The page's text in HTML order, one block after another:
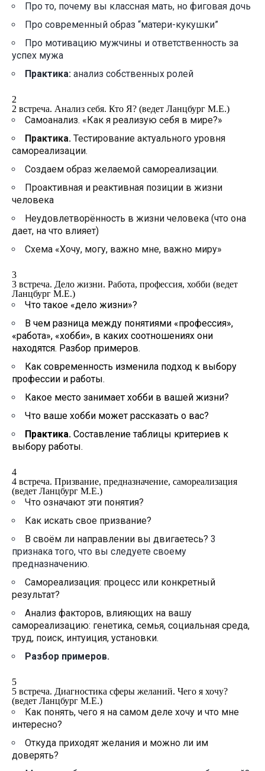
Про то, почему вы классная мать, но фиговая дочь
Про современный образ “матери-кукушки”
Про мотивацию мужчины и ответственность за
успех мужа
Практика: анализ собственных ролей
2
2 встреча. Анализ себя. Кто Я? (ведет Ланцбург М.Е.)
Самоанализ. «Как я реализую себя в мире?»
Практика. Тестирование актуального уровня
самореализации.
Создаем образ желаемой самореализации.
Проактивная и реактивная позиции в жизни
человека
Неудовлетворённость в жизни человека (что она
дает, на что влияет)
Схема «Хочу, могу, важно мне, важно миру»
3
3 встреча. Дело жизни. Работа, профессия, хобби (ведет
Ланцбург М.Е.)
Что такое «дело жизни»?
В чем разница между понятиями «профессия»,
«работа», «хобби», в каких соотношениях они
находятся. Разбор примеров.
Как современность изменила подход к выбору
профессии и работы.
Какое место занимает хобби в вашей жизни?
Что ваше хобби может рассказать о вас?
Практика. Составление таблицы критериев к
выбору работы.
4
4 встреча. Призвание, предназначение, самореализация
(ведет Ланцбург М.Е.)
Что означают эти понятия?
Как искать свое призвание?
В своём ли направлении вы двигаетесь? 3
признака того, что вы следуете своему
предназначению.
Самореализация: процесс или конкретный
результат?
Анализ факторов, влияющих на вашу
самореализацию: генетика, семья, социальная среда,
труд, поиск, интуиция, установки.
Разбор примеров.
5
5 встреча. Диагностика сферы желаний. Чего я хочу?
(ведет Ланцбург М.Е.)
Как понять, чего я на самом деле хочу и что мне
интересно?
Откуда приходят желания и можно ли им
доверять?